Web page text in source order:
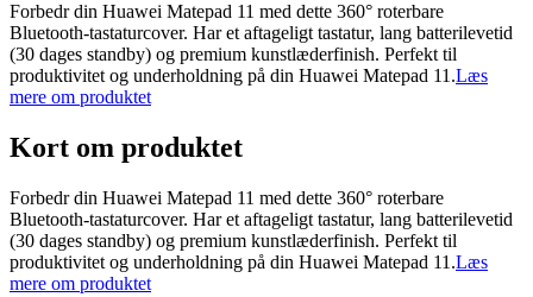
Forbedr din Huawei Matepad 11 med dette 360° roterbare
Bluetooth-tastaturcover. Har et aftageligt tastatur, lang batterilevetid
(30 dages standby) og premium kunstlæderfinish. Perfekt til
produktivitet og underholdning på din Huawei Matepad 11.Læs
mere om produktet
Kort om produktet
Forbedr din Huawei Matepad 11 med dette 360° roterbare
Bluetooth-tastaturcover. Har et aftageligt tastatur, lang batterilevetid
(30 dages standby) og premium kunstlæderfinish. Perfekt til
produktivitet og underholdning på din Huawei Matepad 11.Læs
mere om produktet